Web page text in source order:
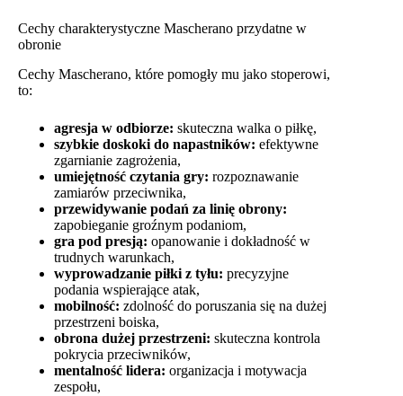
Cechy charakterystyczne Mascherano przydatne w
obronie
Cechy Mascherano, które pomogły mu jako stoperowi,
to:
agresja w odbiorze: skuteczna walka o piłkę,
szybkie doskoki do napastników: efektywne
zgarnianie zagrożenia,
umiejętność czytania gry: rozpoznawanie
zamiarów przeciwnika,
przewidywanie podań za linię obrony:
zapobieganie groźnym podaniom,
gra pod presją: opanowanie i dokładność w
trudnych warunkach,
wyprowadzanie piłki z tyłu: precyzyjne
podania wspierające atak,
mobilność: zdolność do poruszania się na dużej
przestrzeni boiska,
obrona dużej przestrzeni: skuteczna kontrola
pokrycia przeciwników,
mentalność lidera: organizacja i motywacja
zespołu,